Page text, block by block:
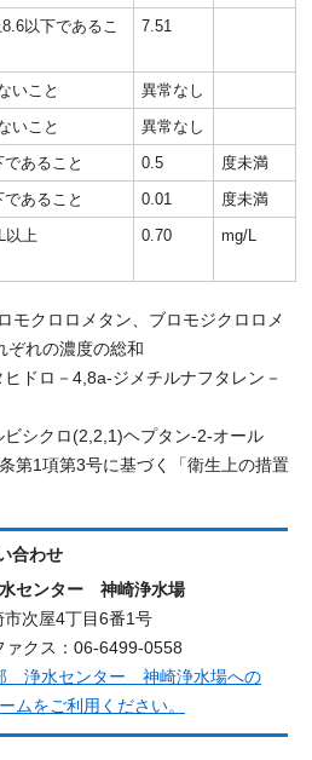
以下であるこ
7.51
いこと
異常なし
いこと
異常なし
あること 0.5
度未満
であること 0.01
度未満
以上 0.70 mg/L
クロロメタン、ブロモジクロロメ
ぞれの濃度の総和
ドロ－4,8a-ジメチルナフタレン－
シクロ(2,2,1)ヘプタン-2-オール
第1項第3号に基づく「衛生上の措置
合わせ
センター 神崎浄水場
次屋4丁目6番1号
クス：06-6499-0558
浄水センター 神崎浄水場への
ムをご利用ください。